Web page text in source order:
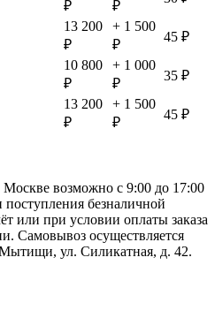
₽ ₽
13 200
₽
+ 1 500
₽
45 ₽
10 800
₽
+ 1 000
₽
35 ₽
13 200
₽
+ 1 500
₽
45 ₽
Москве возможно с 9:00 до 17:00
безналичной
или при условии оплаты заказа
Самовывоз осуществляется
ул. Силикатная, д. 42.